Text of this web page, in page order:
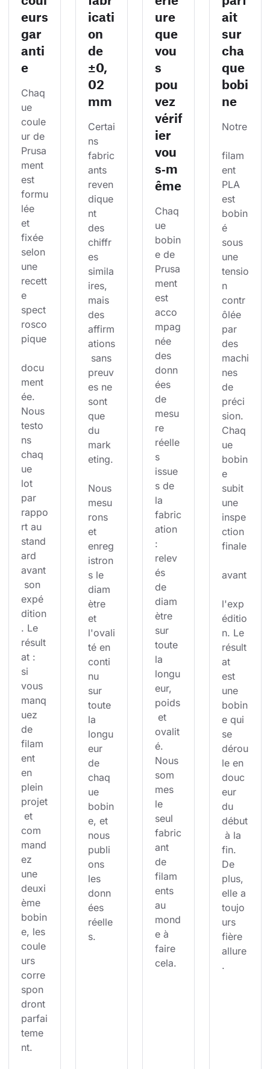
eurs
gar
anti
e
Chaq
ue
coule
ur de
Prusa
ment
est
formu
lée
et
fixée
selon
une
recett
e
spect
rosco
pique
docu
ment
ée.
Nous
testo
ns
chaq
ue
lot
par
rappo
rt au
stand
ard
avant
son
expé
dition
. Le
résult
at :
si
vous
manq
uez
de
filam
ent
en
plein
projet
et
com
mand
ez
une
deuxi
ème
bobin
e, les
coule
urs
corre
spon
dront
parfai
teme
nt.
icati
on
de
±0,
02
mm
Certai
ns
fabric
ants
reven
dique
nt
des
chiffr
es
simila
ires,
mais
des
affirm
ations
sans
preuv
es ne
sont
que
du
mark
eting.
Nous
mesu
rons
et
enreg
istron
s le
diam
ètre
et
l'ovali
té en
conti
nu
sur
toute
la
longu
eur
de
chaq
ue
bobin
e, et
nous
publi
ons
les
donn
ées
réelle
s.
ure
que
vou
s
pou
vez
vérif
ier
vou
s‑m
ême
Chaq
ue
bobin
e de
Prusa
ment
est
acco
mpag
née
des
donn
ées
de
mesu
re
réelle
s
issue
s de
la
fabric
ation
:
relev
és
de
diam
ètre
sur
toute
la
longu
eur,
poids
et
ovalit
é.
Nous
som
mes
le
seul
fabric
ant
de
filam
ents
au
mond
e à
faire
cela.
ait
sur
cha
que
bobi
ne
Notre
filam
ent
PLA
est
bobin
é
sous
une
tensio
n
contr
ôlée
par
des
machi
nes
de
préci
sion.
Chaq
ue
bobin
e
subit
une
inspe
ction
finale
avant
l'exp
éditio
n. Le
résult
at
est
une
bobin
e qui
se
dérou
le en
douc
eur
du
début
à la
fin.
De
plus,
elle a
toujo
urs
fière
allure
.